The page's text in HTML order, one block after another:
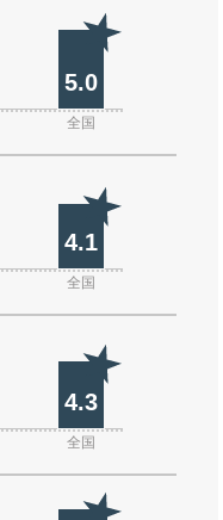
5.0
全国
4.1
全国
4.3
全国